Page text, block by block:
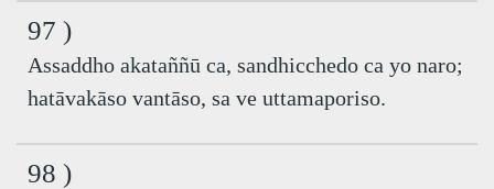
97 )
Assaddho akataññū ca, sandhicchedo ca yo naro;
hatāvakāso vantāso, sa ve uttamaporiso.
98 )